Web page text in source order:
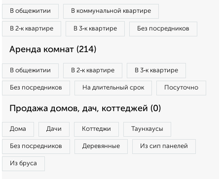
В общежитии В коммунальной квартире
В 2‑к квартире В 3‑к квартире Без посредников
Аренда комнат (214)
В общежитии В 2‑к квартире В 3‑к квартире
Без посредников На длительный срок Посуточно
Продажа домов, дач, коттеджей (0)
Дома Дачи Коттеджи Таунхаусы
Без посредников Деревянные Из сип панелей
Из бруса